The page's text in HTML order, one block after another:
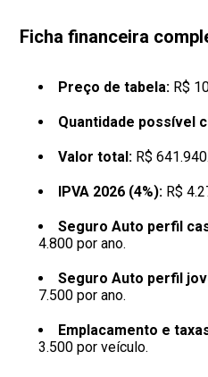
Ficha financeira
Preço de tabela:R$
Quantidade possível
Valor total:R$ 641.940.
IPVA 2026 (4%):R$
Seguro Auto perfil
4.800 por ano.
Seguro Auto perfil
7.500 por ano.
Emplacamento e
3.500 por veículo.